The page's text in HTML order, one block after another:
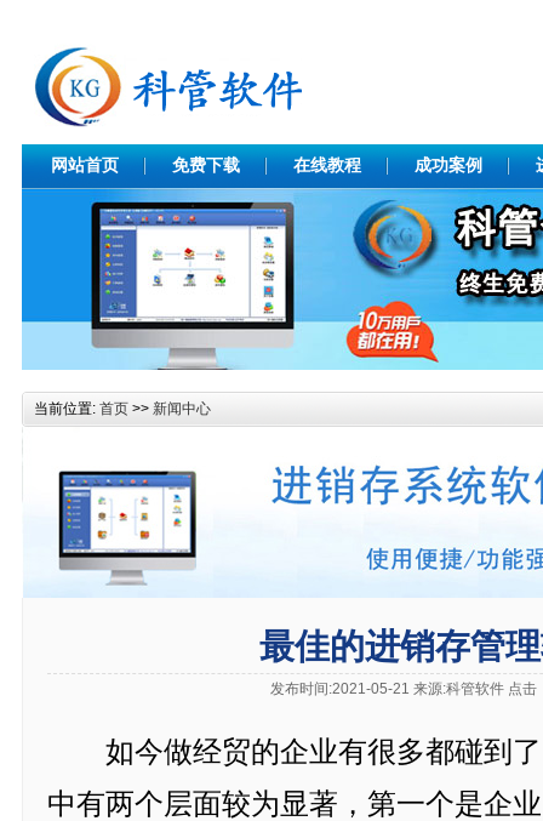
网站首页 免费下载 在线教程 成功案例
当前位置: 首页 >> 新闻中心
最佳的进销存管
发布时间:2021-05-21 来源:科管软件 点击
如今做经贸的企业有很多都碰到了
中有两个层面较为显著，第一个是企